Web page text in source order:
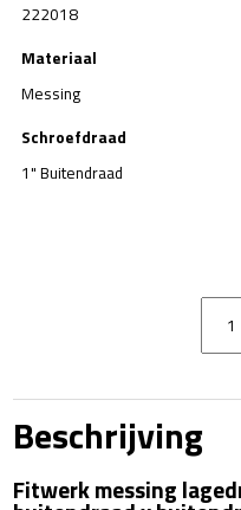
222018
Materiaal
Messing
Schroefdraad
1" Buitendraad
nippel
-
1"Bu
1"Bu
Beschrijving
Fitwerk messing